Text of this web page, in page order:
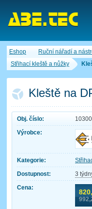
Eshop Ruční nářadí a
Střihací kleště a nůžky
Kleště na
Obj. číslo:
Výrobce:
Kategorie:
Dostupnost:
3
Cena:
Cena
Heslo: